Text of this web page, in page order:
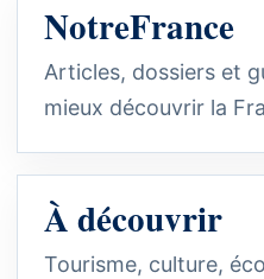
NotreFrance
Articles, dossiers et
mieux découvrir la
À découvrir
Tourisme, culture,